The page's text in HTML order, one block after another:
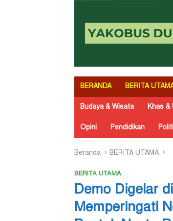
BERANDA BERITA
Budaya & Wisata Khas &
Opini Pendidikan
Beranda BERITA UTAMA
BERITA UTAMA
Demo Digelar
Memperingati